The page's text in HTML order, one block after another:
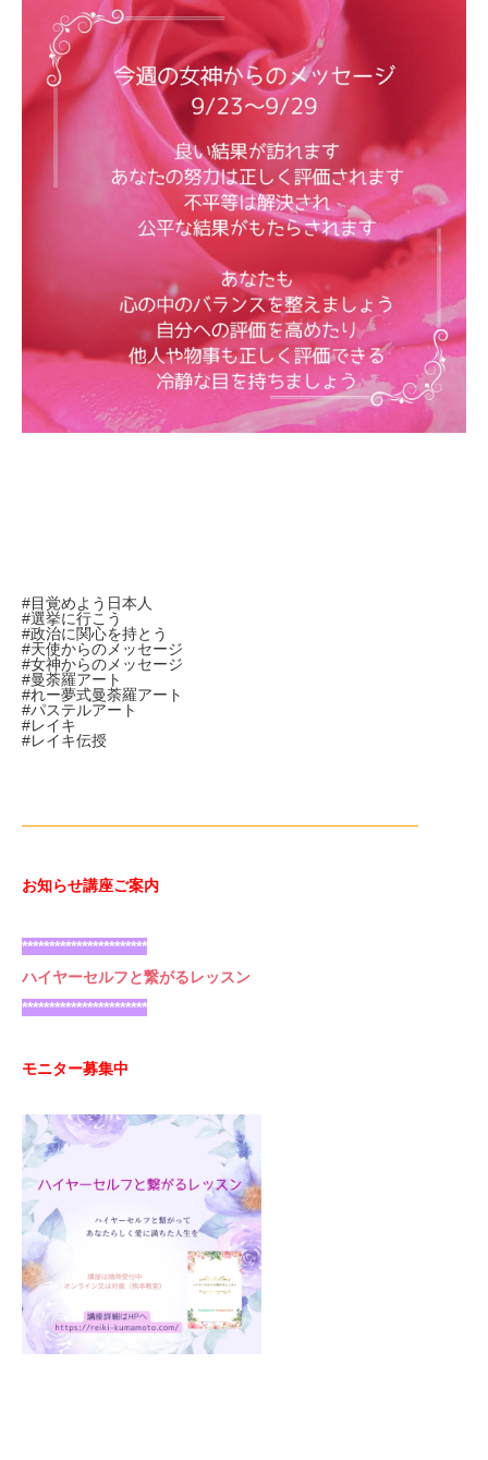
#目覚めよう日本人
#選挙に行こう
#政治に関心を持とう
#天使からのメッセージ
#女神からのメッセージ
#曼荼羅アート
#れー夢式曼荼羅アート
#パステルアート
#レイキ
#レイキ伝授
——————————————————————————
お知らせ講座ご案内
***********************
ハイヤーセルフと繋がるレッスン
***********************
モニター募集中